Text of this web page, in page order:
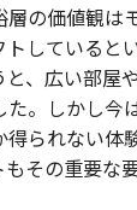
層の価値観は
トしていると
と、広い部屋
。しかし今
られない体
その重要な